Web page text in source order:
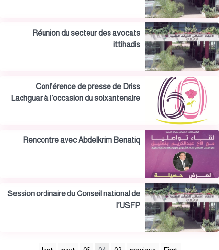
Réunion du secteur des avocats
ittihadis
Conférence de presse de Driss
Lachguar à l’occasion du soixantenaire
Rencontre avec Abdelkrim Benatiq
Session ordinaire du Conseil national de
l’USFP